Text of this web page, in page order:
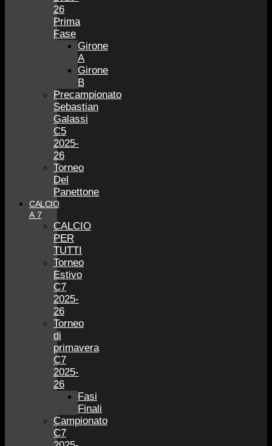
26
Prima
Fase
Girone
A
Girone
B
Precampionato
Sebastian
Galassi
C5
2025-
26
Torneo
Del
Panettone
CALCIO
A 7
CALCIO
PER
TUTTI
Torneo
Estivo
C7
2025-
26
Torneo
di
primavera
C7
2025-
26
Fasi
Finali
Campionato
C7